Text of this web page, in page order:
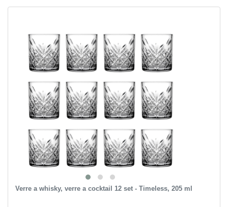
Verre a whisky, verre a cocktail 12 set - Timeless, 205 ml